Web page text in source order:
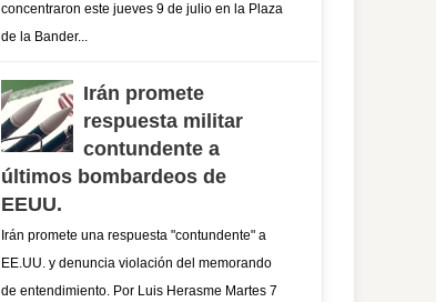
concentraron este jueves 9 de julio en la Plaza
de la Bander...
Irán promete
respuesta militar
contundente a
últimos bombardeos de
EEUU.
Irán promete una respuesta "contundente" a
EE.UU. y denuncia violación del memorando
de entendimiento. Por Luis Herasme Martes 7